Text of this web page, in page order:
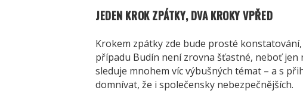
JEDEN KROK ZPÁTKY, DVA KROKY VPŘED
Krokem zpátky zde bude prosté
případu Budín není zrovna šťastné, neboť
sleduje mnohem víc výbušných témat – a s
domnívat, že i společensky nebezpečnějších.